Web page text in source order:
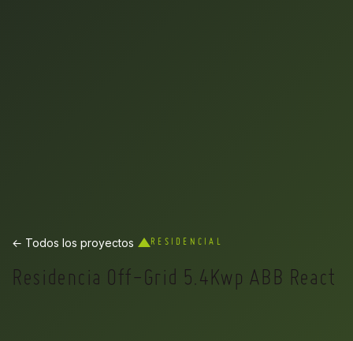
← Todos los proyectos RESIDENCIAL
Residencia Off-Grid 5.4Kwp ABB React